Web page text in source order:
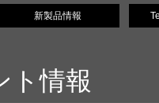
新製品情報
ト情報